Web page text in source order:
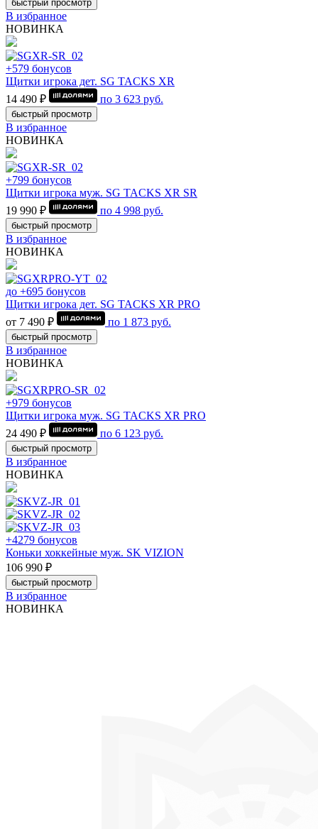
быстрый просмотр
В избранное
НОВИНКА
+579 бонусов
Щитки игрока дет. SG TACKS XR
14 490 ₽
по 3 623 руб.
быстрый просмотр
В избранное
НОВИНКА
+799 бонусов
Щитки игрока муж. SG TACKS XR SR
19 990 ₽
по 4 998 руб.
быстрый просмотр
В избранное
НОВИНКА
до +695 бонусов
Щитки игрока дет. SG TACKS XR PRO
от 7 490 ₽
по 1 873 руб.
быстрый просмотр
В избранное
НОВИНКА
+979 бонусов
Щитки игрока муж. SG TACKS XR PRO
24 490 ₽
по 6 123 руб.
быстрый просмотр
В избранное
НОВИНКА
+4279 бонусов
Коньки хоккейные муж. SK VIZION
106 990 ₽
быстрый просмотр
В избранное
НОВИНКА